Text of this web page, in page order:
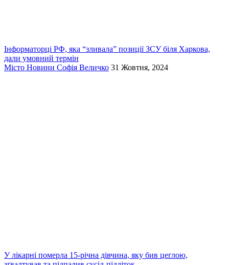
Інформаторці РФ, яка “зливала” позиції ЗСУ біля Харкова,
дали умовний термін
Місто Новини Софія Величко 31 Жовтня, 2024
У лікарні померла 15-річна дівчина, яку бив цеглою,